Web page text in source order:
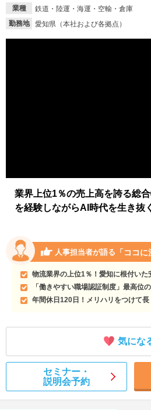
業種
鉄道・陸運・海運・空輸・倉庫
勤務地
愛知県（本社および各拠点）
業界上位1％の売上高を誇る総
を経験しながらAI時代を生き抜
人事担当者が語る 「ココに
物流業界の上位1％！愛知に根付いた
「働きやすい職場認証制度」最高位
年間休日120日！メリハリをつけて長
気にな
セミナー・
説明会予約